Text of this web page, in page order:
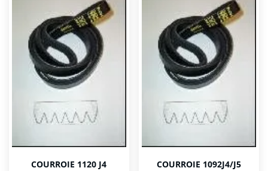
COURROIE 1120 J4 COURROIE 1092J4/J5